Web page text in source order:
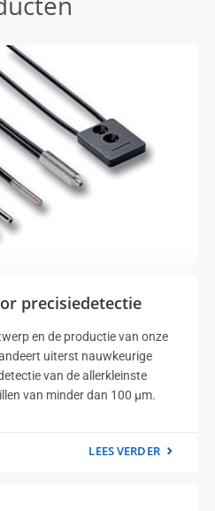
precisiedetectie
en de productie van onze
uiterst nauwkeurige
van de allerkleinste
van minder dan 100 µm.
LEES VERDER